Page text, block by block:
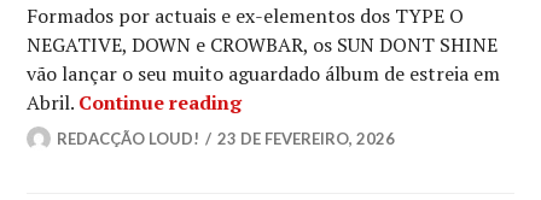
Formados por actuais e ex-elementos dos TYPE O
NEGATIVE, DOWN e CROWBAR, os SUN DONT SHINE
vão lançar o seu muito aguardado álbum de estreia em
Abril. Continue readingSUN DONT SHINE revelam
REDACÇÃO LOUD! 23 DE FEVEREIRO, 2026